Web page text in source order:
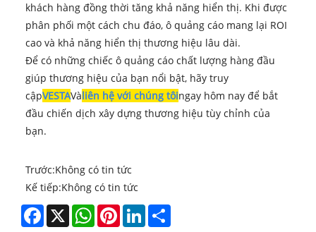
khách hàng đồng thời tăng khả năng hiển thị. Khi được
phân phối một cách chu đáo, ô quảng cáo mang lại ROI
cao và khả năng hiển thị thương hiệu lâu dài.
Để có những chiếc ô quảng cáo chất lượng hàng đầu
giúp thương hiệu của bạn nổi bật, hãy truy
cậpVESTAVàliên hệ với chúng tôingay hôm nay để bắt
đầu chiến dịch xây dựng thương hiệu tùy chỉnh của
bạn.
Trước:Không có tin tức
Kế tiếp:Không có tin tức
Facebook
X WhatsAppPinterestLinkedInShare